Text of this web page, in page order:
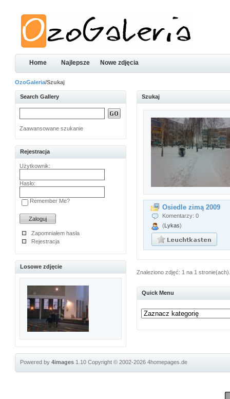
Home Najlepsze Nowe zdjęcia
OzoGaleria/Szukaj
Search Gallery
Zaawansowane szukanie
Rejestracja
Użytkownik:
Hasło:
Remember Me?
Zapomniałem hasła
Rejestracja
Losowe zdjęcie
Szukaj
Osiedle zimą 2009
Komentarzy: 0
(Lykas)
Znaleziono zdjęć: 1 na 1
Quick Menu
Powered by4images 1.10Copyright © 2002-20264homepages.de